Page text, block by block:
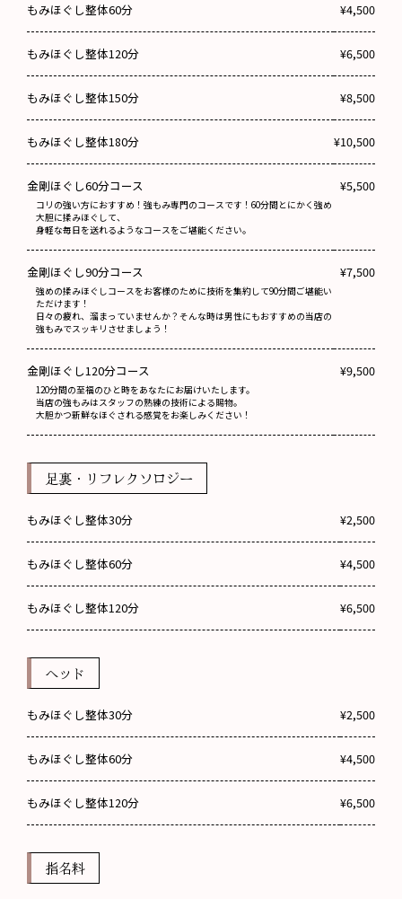
もみほぐし整体60分 ¥4,500
もみほぐし整体120分 ¥6,500
もみほぐし整体150分 ¥8,500
もみほぐし整体180分 ¥10,500
金剛ほぐし60分コース
コリの強い方におすすめ！強もみ専門のコースです！60分間とにかく強め
大胆に揉みほぐして、
身軽な毎日を送れるようなコースをご堪能ください。
¥5,500
金剛ほぐし90分コース
強めの揉みほぐしコースをお客様のために技術を集約して90分間ご堪能い
ただけます！
日々の疲れ、溜まっていませんか？そんな時は男性にもおすすめの当店の
強もみでスッキリさせましょう！
¥7,500
金剛ほぐし120分コース
120分間の至福のひと時をあなたにお届けいたします。
当店の強もみはスタッフの熟練の技術による賜物。
大胆かつ新鮮なほぐされる感覚をお楽しみください！
¥9,500
足裏・リフレクソロジー
もみほぐし整体30分 ¥2,500
もみほぐし整体60分 ¥4,500
もみほぐし整体120分 ¥6,500
ヘッド
もみほぐし整体30分 ¥2,500
もみほぐし整体60分 ¥4,500
もみほぐし整体120分 ¥6,500
指名料